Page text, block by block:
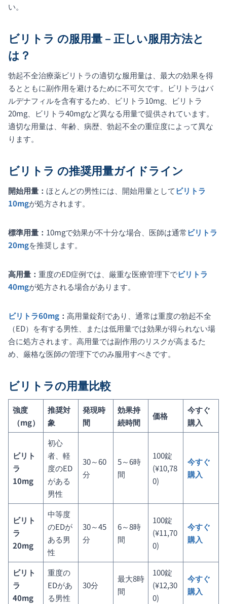
い。
ビリトラ の服用量 – 正しい服用方法と
は？
勃起不全治療薬ビリトラの適切な服用量は、最大の効果を得
るとともに副作用を避けるために不可欠です。ビリトラはバ
ルデナフィルを含有するため、ビリトラ10mg、ビリトラ
20mg、ビリトラ40mgなど異なる用量で提供されています。
適切な用量は、年齢、病歴、勃起不全の重症度によって異な
ります。
ビリトラ の推奨用量ガイドライン
開始用量： ほとんどの男性には、開始用量としてビリトラ
10mgが処方されます。
標準用量： 10mgで効果が不十分な場合、医師は通常ビリトラ
20mgを推奨します。
高用量： 重度のED症例では、厳重な医療管理下でビリトラ
40mgが処方される場合があります。
ビリトラ60mg ： 高用量錠剤であり、通常は重度の勃起不全
（ED）を有する男性、または低用量では効果が得られない場
合に処方されます。高用量では副作用のリスクが高まるた
め、厳格な医師の管理下でのみ服用すべきです。
ビリトラの用量比較
強度
（mg）
推奨対
象
発現時
間
効果持
続時間
価格
今すぐ
購入
ビリト
ラ
10mg
初心
者、軽
度のED
がある
男性
30～60
分
5～6時
間
100錠
(¥10,78
0)
今すぐ
購入
ビリト
ラ
20mg
中等度
のEDが
ある男
性
30～45
分
6～8時
間
100錠
(¥11,70
0)
今すぐ
購入
ビリト
ラ
40mg
重度の
EDがあ
る男性
30分
最大8時
間
100錠
(¥12,30
0)
今すぐ
購入